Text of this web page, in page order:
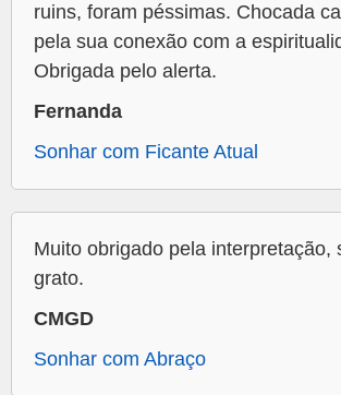
ruins, foram péssimas. Chocada
pela sua conexão com a
Obrigada pelo alerta.
Fernanda
Sonhar com Ficante Atual
Muito obrigado pela interpretação,
grato.
CMGD
Sonhar com Abraço